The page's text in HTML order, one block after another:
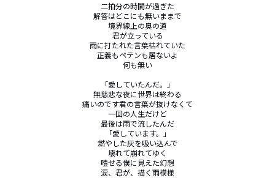
二拍分の時間が過ぎた
解答はどこにも無いままで
境界線上の奥の道
君が立っている
雨に打たれた言葉枯れていた
正義もペテンも居ないよ
何も無い
「愛していたんだ。」
無慈悲な夜に世界は終わる
痛いのです君の言葉が抜けなくて
一回の人生だけど
最後は雨で流したんだ
「愛しています。」
燃やした灰を吸い込んで
壊れて崩れてゆく
噎せる僕に見えた幻想
涙、君が、描く雨模様